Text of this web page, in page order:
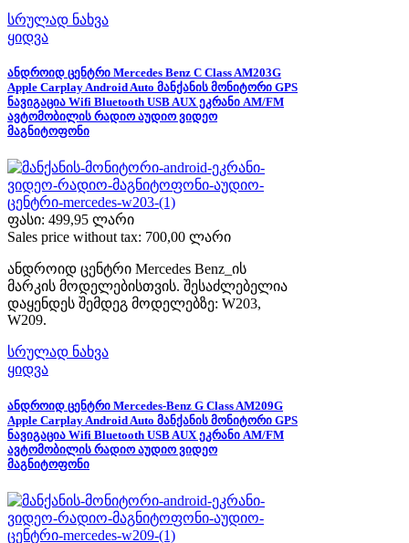
სრულად ნახვა
ყიდვა
ანდროიდ ცენტრი Mercedes Benz C Class AM203G
Apple Carplay Android Auto მანქანის მონიტორი GPS
ნავიგაცია Wifi Bluetooth USB AUX ეკრანი AM/FM
ავტომობილის რადიო აუდიო ვიდეო
მაგნიტოფონი
ფასი: 499,95 ლარი
Sales price without tax: 700,00 ლარი
ანდროიდ ცენტრი Mercedes Benz_ის
მარკის მოდელებისთვის. შესაძლებელია
დაყენდეს შემდეგ მოდელებზე: W203,
W209.
სრულად ნახვა
ყიდვა
ანდროიდ ცენტრი Mercedes-Benz G Class AM209G
Apple Carplay Android Auto მანქანის მონიტორი GPS
ნავიგაცია Wifi Bluetooth USB AUX ეკრანი AM/FM
ავტომობილის რადიო აუდიო ვიდეო
მაგნიტოფონი